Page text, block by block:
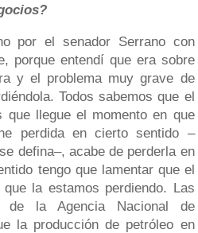
por el senador Serrano con
porque entendí que era sobre
y el problema muy grave de
Todos sabemos que el
llegue el momento en que
perdida en cierto sentido –
defina–, acabe de perderla en
tengo que lamentar que el
la estamos perdiendo. Las
la Agencia Nacional de
la producción de petróleo en